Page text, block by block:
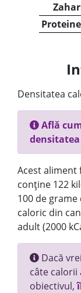
Proteine
Densitatea
Află
Acest aliment
conține 122
100 de
caloric din
adult (2000
Dacă
câte calorii
obiectivul,